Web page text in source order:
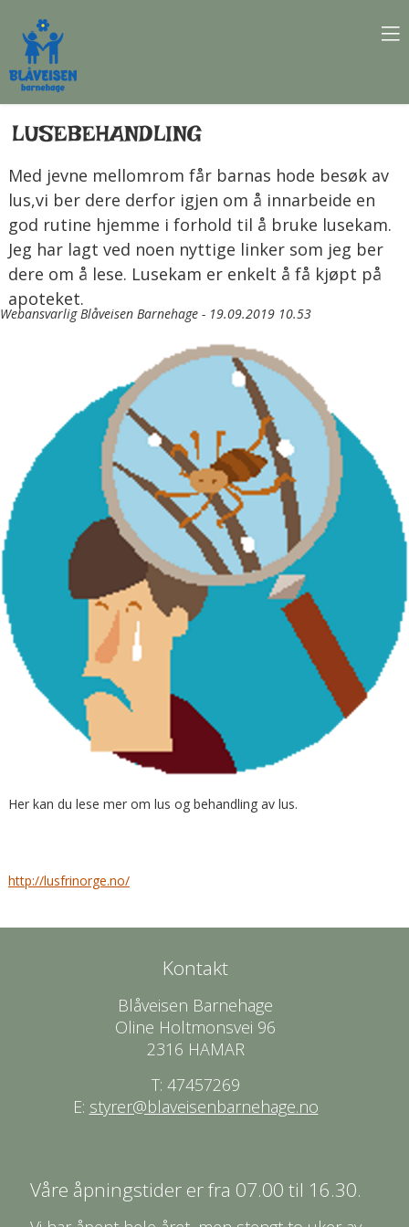
LUSEBEHANDLING
Med jevne mellomrom får barnas hode besøk av
lus,vi ber dere derfor igjen om å innarbeide en
god rutine hjemme i forhold til å bruke lusekam.
Jeg har lagt ved noen nyttige linker som jeg ber
dere om å lese. Lusekam er enkelt å få kjøpt på
apoteket.
Webansvarlig Blåveisen Barnehage - 19.09.2019 10.53
Her kan du lese mer om lus og behandling av lus.
http://lusfrinorge.no/
Kontakt
Blåveisen Barnehage
Oline Holtmonsvei 96
2316 HAMAR
T: 47457269
E: styrer@blaveisenbarnehage.no
Våre åpningstider er fra 07.00 til 16.30.